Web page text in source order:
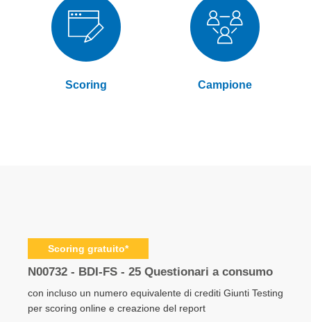
Scoring Campione
prodotti
raggruppatiScoring gratuito*
N00732 - BDI-FS - 25 Questionari a consumo
con incluso un numero equivalente di crediti Giunti Testing
per scoring online e creazione del report